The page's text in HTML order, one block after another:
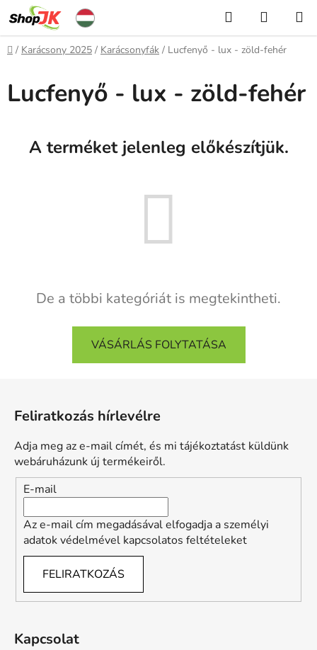
Ugrás
fő
tartalomhoz
KeresésKOSÁR
Kezdőlap
/ Karácsony 2025 / Karácsonyfák / Lucfenyő - lux - zöld-fehér
Lucfenyő - lux - zöld-fehér
A terméket jelenleg előkészítjük.
De a többi kategóriát is megtekintheti.
VÁSÁRLÁS FOLYTATÁSA
Feliratkozás hírlevélre
Adja meg az e-mail címét, és mi tájékoztatást küldünk
webáruházunk új termékeiről.
E-mail
Az e-mail cím megadásával elfogadja a személyi
adatok védelmével kapcsolatos feltételeket
FELIRATKOZÁS
Kapcsolat